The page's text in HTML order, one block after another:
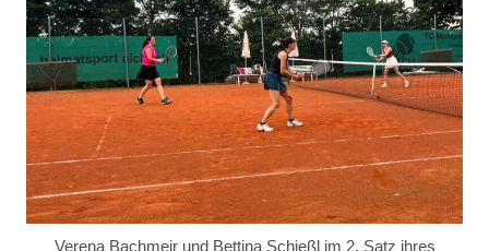
Verena Bachmeir und Bettina Schießl im 2. Satz ihres